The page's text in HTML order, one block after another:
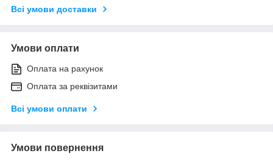
Всі умови доставки
Умови оплати
Оплата на рахунок
Оплата за реквізитами
Всі умови оплати
Умови повернення